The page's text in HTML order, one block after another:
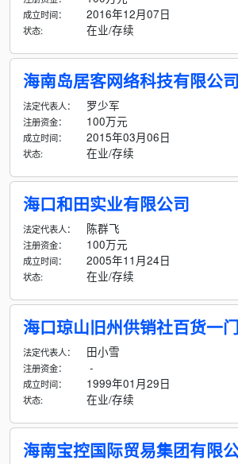
成立时间： 2016年12月07日
状态: 在业/存续
海南岛居客网络科技有限公司
法定代表人： 罗少军
注册资金： 100万元
成立时间： 2015年03月06日
状态: 在业/存续
海口和田实业有限公司
法定代表人： 陈群飞
注册资金： 100万元
成立时间： 2005年11月24日
状态: 在业/存续
海口琼山旧州供销社百货一
法定代表人： 田小雪
注册资金： -
成立时间： 1999年01月29日
状态: 在业/存续
海南宝控国际贸易集团有限